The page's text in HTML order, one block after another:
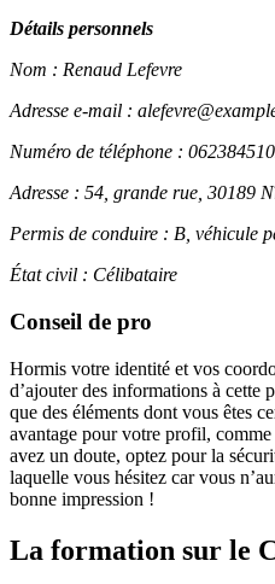
Détails personnels
Nom : Renaud Lefevre
Adresse e-mail :
Numéro de téléphone :
Adresse : 54, grande rue, 30189
Permis de conduire : B, véhicule
État civil : Célibataire
Conseil de pro
Hormis votre identité et vos
d’ajouter des informations à cette
que des éléments dont vous êtes
avantage pour votre profil,
avez un doute, optez pour la
laquelle vous hésitez car vous
bonne impression !
La formation sur le